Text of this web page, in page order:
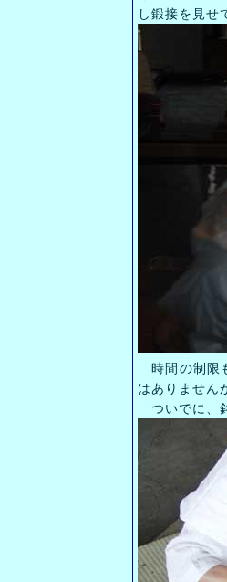
し鍛接を見せ
時間の制限
はありません
ついでに、